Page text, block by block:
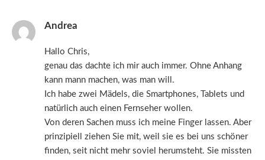
Andrea
Hallo Chris,
genau das dachte ich mir auch immer. Ohne Anhang
kann mann machen, was man will.
Ich habe zwei Mädels, die Smartphones, Tablets und
natürlich auch einen Fernseher wollen.
Von deren Sachen muss ich meine Finger lassen. Aber
prinzipiell ziehen Sie mit, weil sie es bei uns schöner
finden, seit nicht mehr soviel herumsteht. Sie missten